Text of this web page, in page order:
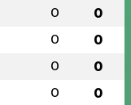
0 0
0 0
0 0
0 0